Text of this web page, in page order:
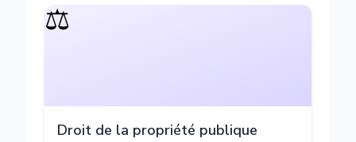
⚖️
Droit de la propriété publique